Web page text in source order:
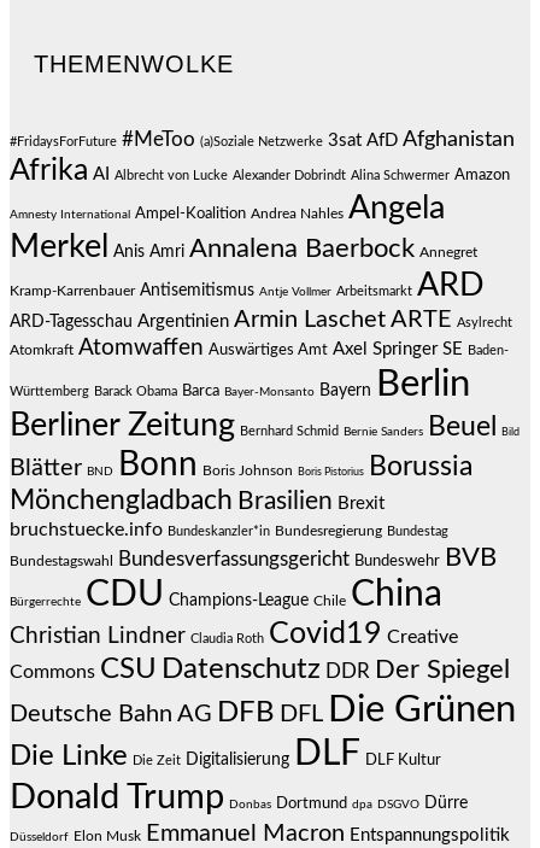
THEMENWOLKE
#FridaysForFuture #MeToo (a)Soziale Netzwerke 3sat AfD Afghanistan
Afrika AI Albrecht von Lucke Alexander Dobrindt Alina Schwermer Amazon
Amnesty International Ampel-Koalition Andrea Nahles Angela
Merkel
Anis Amri Annalena Baerbock Annegret
Kramp-Karrenbauer Antisemitismus Antje Vollmer Arbeitsmarkt ARD
ARD-Tagesschau Argentinien Armin Laschet ARTE Asylrecht
Atomkraft Atomwaffen Auswärtiges Amt Axel Springer SE Baden-
Württemberg Barack Obama Barca Bayer-Monsanto Bayern Berlin
Berliner Zeitung Bernhard Schmid Bernie Sanders Beuel Bild
Blätter BND Bonn Boris Johnson Boris Pistorius
Borussia
Mönchengladbach Brasilien Brexit
bruchstuecke.info Bundeskanzler*in Bundesregierung Bundestag
Bundestagswahl Bundesverfassungsgericht Bundeswehr BVB
Bürgerrechte CDU Champions-League Chile China
Christian Lindner Claudia Roth Covid19 Creative
Commons CSU Datenschutz DDR Der Spiegel
Deutsche Bahn AG DFB DFL Die Grünen
Die Linke Die Zeit Digitalisierung DLF DLF Kultur
Donald Trump Donbas Dortmund dpa DSGVO Dürre
Düsseldorf Elon Musk Emmanuel Macron Entspannungspolitik